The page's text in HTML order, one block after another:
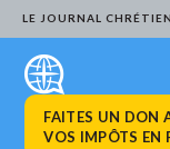
LE JOURNAL CHRÉTIEN
FAITES UN DON
VOS IMPÔTS EN